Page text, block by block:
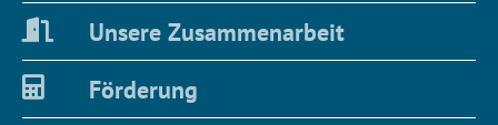
Unsere Zusammenarbeit
Förderung